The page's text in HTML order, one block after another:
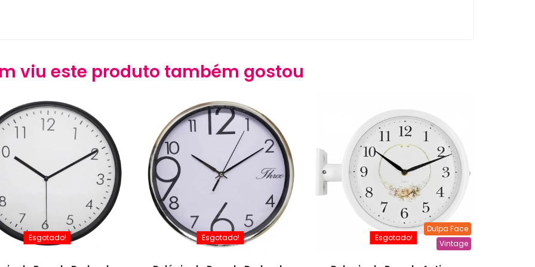
viu este produto também gostou
Esgotado! Esgotado!
Dulpa Face
Vintage
Esgotado!